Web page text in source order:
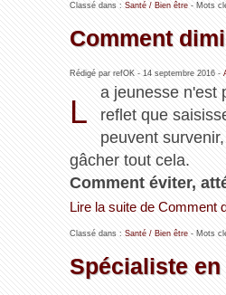
Classé dans : Santé / Bien être- Mots
Comment
Rédigé par refOK - 14 septembre 2016-
L
a jeunesse n'est
reflet que
peuvent
gâcher tout cela.
Comment éviter,
Lire la suite de Comment
Classé dans : Santé / Bien être- Mots
Spécialiste